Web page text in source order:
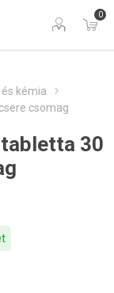
0
kémia
csomag
30